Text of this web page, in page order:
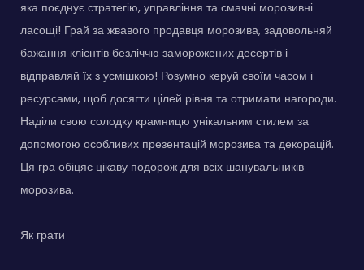
яка поєднує стратегію, управління та смачні морозивні
ласощі! Грай за жвавого продавця морозива, задовольняй
бажання клієнтів безліччю заморожених десертів і
відправляй їх з усмішкою! Розумно керуй своїм часом і
ресурсами, щоб досягти цілей рівня та отримати нагороди.
Наділи свою солодку крамницю унікальним стилем за
допомогою особливих презентацій морозива та декорацій.
Ця гра обіцяє цікаву подорож для всіх шанувальників
морозива.
Як грати